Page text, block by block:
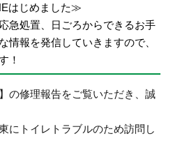
はじめました≫
急処置、日ごろからできるお手
情報を発信していきますので、
！
の修理報告をご覧いただき、誠
にトイレトラブルのため訪問し